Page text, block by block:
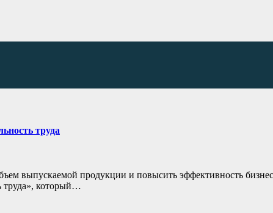
труда
выпускаемой продукции и повысить эффективность
труда», который…